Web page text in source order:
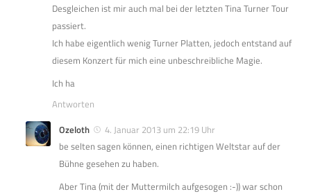
Desgleichen ist mir auch mal bei der letzten Tina Turner Tour
passiert.
Ich habe eigentlich wenig Turner Platten, jedoch entstand auf
diesem Konzert für mich eine unbeschreibliche Magie.
Ich ha
Antworten
Ozeloth
4. Januar 2013 um 22:19 Uhr
be selten sagen können, einen richtigen Weltstar auf der
Bühne gesehen zu haben.
Aber Tina (mit der Muttermilch aufgesogen :-)) war schon